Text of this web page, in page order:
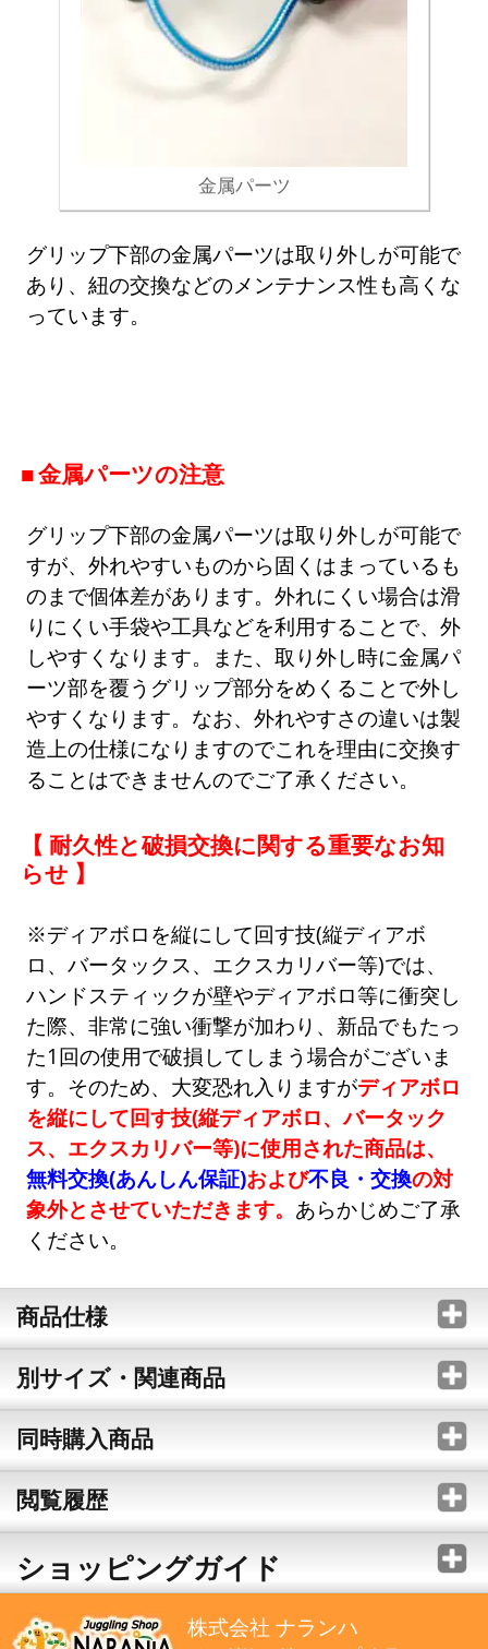
金属パーツ
グリップ下部の金属パーツは取り外しが可能で
あり、紐の交換などのメンテナンス性も高くな
っています。
金属パーツの注意
グリップ下部の金属パーツは取り外しが可能で
すが、外れやすいものから固くはまっているも
のまで個体差があります。外れにくい場合は滑
りにくい手袋や工具などを利用することで、外
しやすくなります。また、取り外し時に金属パ
ーツ部を覆うグリップ部分をめくることで外し
やすくなります。なお、外れやすさの違いは製
造上の仕様になりますのでこれを理由に交換す
ることはできませんのでご了承ください。
【 耐久性と破損交換に関する重要なお知
らせ 】
※ディアボロを縦にして回す技(縦ディアボ
ロ、バータックス、エクスカリバー等)では、
ハンドスティックが壁やディアボロ等に衝突し
た際、非常に強い衝撃が加わり、新品でもたっ
た1回の使用で破損してしまう場合がございま
す。そのため、大変恐れ入りますがディアボロ
を縦にして回す技(縦ディアボロ、バータック
ス、エクスカリバー等)に使用された商品は、
無料交換(あんしん保証)および不良・交換の対
象外とさせていただきます。 あらかじめご了承
ください。
商品仕様
別サイズ・関連商品
同時購入商品
閲覧履歴
ショッピングガイド
株式会社 ナランハ